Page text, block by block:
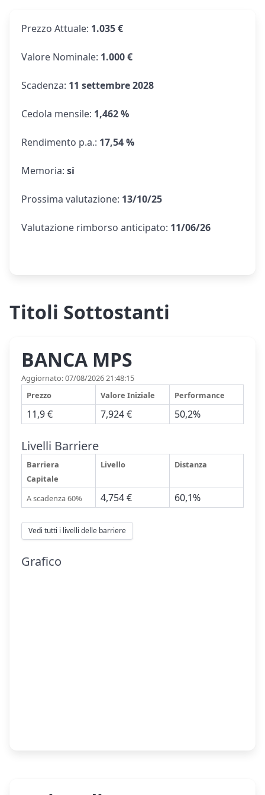
Prezzo Attuale: 1.035 €
Valore Nominale: 1.000 €
Scadenza: 11 settembre 2028
Cedola mensile: 1,462 %
Rendimento p.a.: 17,54 %
Memoria: si
Prossima valutazione: 13/10/25
Valutazione rimborso anticipato: 11/06/26
Titoli Sottostanti
BANCA MPS
Aggiornato: 07/08/2026 21:48:15
Prezzo
Valore Iniziale Performance
11,9 € 7,924 € 50,2%
Livelli Barriere
Barriera
Capitale
Livello Distanza
A scadenza 60% 4,754 € 60,1%
Vedi tutti i livelli delle barriere
Grafico